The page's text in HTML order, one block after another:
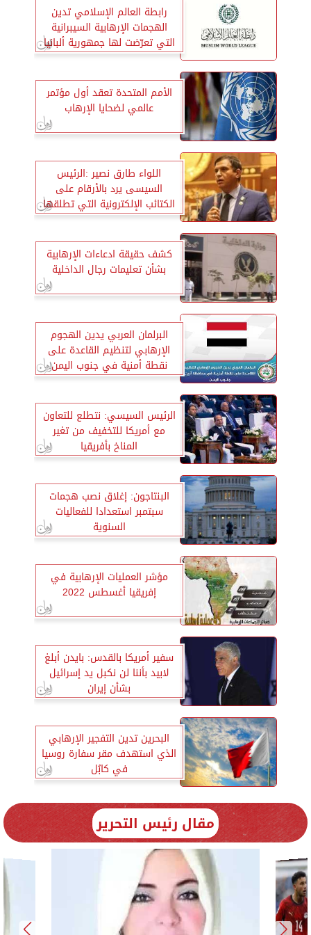
رابطة العالم الإسلامي تدين
الهجمات الإرهابية السيبرانية
التي تعرّضت لها جمهورية ألبانيا
الأمم المتحدة تعقد أول مؤتمر
عالمي لضحايا الإرهاب
اللواء طارق نصير :الرئيس
السيسى يرد بالأرقام على
الكتائب الإلكترونية التي تطلقها
جماعة الإخوان الإرهابية
كشف حقيقة ادعاءات الإرهابية
بشأن تعليمات رجال الداخلية
البرلمان العربي يدين الهجوم
الإرهابي لتنظيم القاعدة على
نقطة أمنية في جنوب اليمن
الرئيس السيسي: نتطلع للتعاون
مع أمريكا للتخفيف من تغير
المناخ بأفريقيا
البنتاجون: إغلاق نصب هجمات
سبتمبر استعدادا للفعاليات
السنوية
مؤشر العمليات الإرهابية في
إفريقيا أغسطس 2022
سفير أمريكا بالقدس: بايدن أبلغ
لابيد بأننا لن نكبل يد إسرائيل
بشأن إيران
البحرين تدين التفجير الإرهابي
الذي استهدف مقر سفارة روسيا
في كابُل
مقال رئيس التحرير